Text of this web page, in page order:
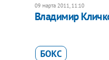
09 марта 2011, 11:10
Владимир
БОКС